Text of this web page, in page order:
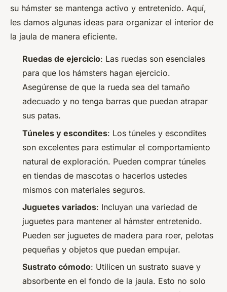
su hámster se mantenga activo y entretenido. Aquí,
les damos algunas ideas para organizar el interior de
la jaula de manera eficiente.
Ruedas de ejercicio: Las ruedas son esenciales
para que los hámsters hagan ejercicio.
Asegúrense de que la rueda sea del tamaño
adecuado y no tenga barras que puedan atrapar
sus patas.
Túneles y escondites: Los túneles y escondites
son excelentes para estimular el comportamiento
natural de exploración. Pueden comprar túneles
en tiendas de mascotas o hacerlos ustedes
mismos con materiales seguros.
Juguetes variados: Incluyan una variedad de
juguetes para mantener al hámster entretenido.
Pueden ser juguetes de madera para roer, pelotas
pequeñas y objetos que puedan empujar.
Sustrato cómodo: Utilicen un sustrato suave y
absorbente en el fondo de la jaula. Esto no solo